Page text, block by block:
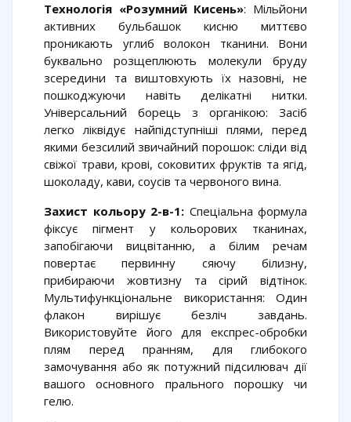
Технологія «Розумний Кисень»: Мільйони
активних бульбашок кисню миттєво
проникають углиб волокон тканини. Вони
буквально розщеплюють молекули бруду
зсередини та виштовхують їх назовні, не
пошкоджуючи навіть делікатні нитки.
Універсальний борець з органікою: Засіб
легко ліквідує найпідступніші плями, перед
якими безсилий звичайний порошок: сліди від
свіжої трави, крові, соковитих фруктів та ягід,
шоколаду, кави, соусів та червоного вина.
Захист кольору 2-в-1: Спеціальна формула
фіксує пігмент у кольорових тканинах,
запобігаючи вицвітанню, а білим речам
повертає первинну сяючу білизну,
прибираючи жовтизну та сірий відтінок.
Мультифункціональне використання: Один
флакон вирішує безліч завдань.
Використовуйте його для експрес-обробки
плям перед пранням, для глибокого
замочування або як потужний підсилювач дії
вашого основного прального порошку чи
гелю.